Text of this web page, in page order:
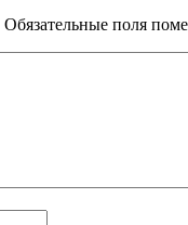
Обязательные поля